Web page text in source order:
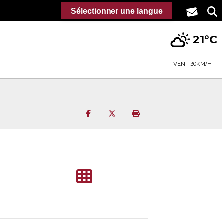
21°C
VENT 30KM/H
Partager sur Facebook
Partager sur Twitter
Imprimer la page
Sélectionner une langue